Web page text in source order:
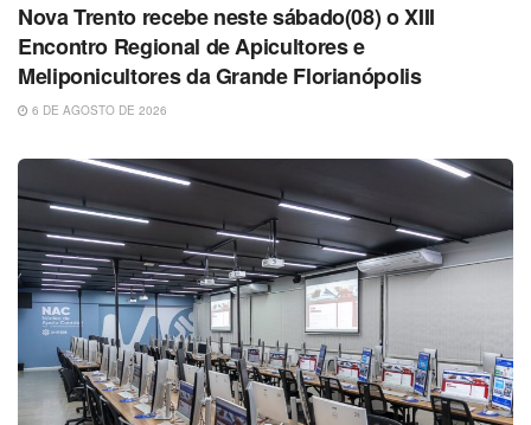
Nova Trento recebe neste sábado(08) o XIII
Encontro Regional de Apicultores e
Meliponicultores da Grande Florianópolis
6 DE AGOSTO DE 2026